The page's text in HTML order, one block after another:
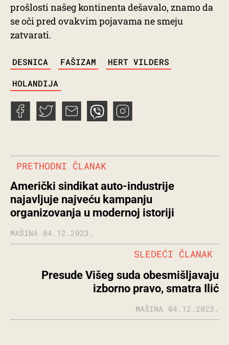
prošlosti našeg kontinenta dešavalo, znamo da
se oči pred ovakvim pojavama ne smeju
zatvarati.
DESNICA FAŠIZAM HERT VILDERS
HOLANDIJA
PRETHODNI ČLANAK
Američki sindikat auto-industrije
najavljuje najveću kampanju
organizovanja u modernoj istoriji
MAŠINA 04.12.2023.
Presude Višeg suda obesmišljavaju
izborno pravo, smatra Ilić
SLEDEĆI ČLANAK
MAŠINA 04.12.2023.